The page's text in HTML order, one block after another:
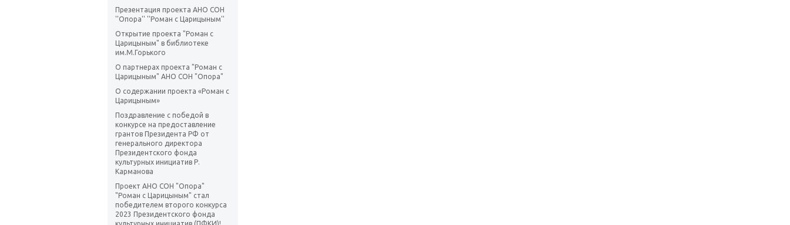
Презентация проекта АНО СОН
''Опора'' ''Роман с Царицыным''
Открытие проекта "Роман с
Царицыным" в библиотеке
им.М.Горького
О партнерах проекта "Роман с
Царицыным" АНО СОН "Опора"
О содержании проекта «Роман с
Царицыным»
Поздравление с победой в
конкурсе на предоставление
грантов Президента РФ от
генерального директора
Президентского фонда
культурных инициатив Р.
Карманова
Проект АНО СОН "Опора"
"Роман с Царицыным" стал
победителем второго конкурса
2023 Президентского фонда